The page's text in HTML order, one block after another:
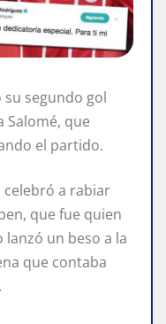
segundo gol
Salomé, que
el partido.
celebró a rabiar
que fue quien
lanzó un beso a la
que contaba